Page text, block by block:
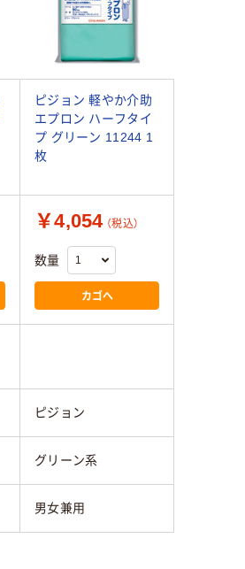
ピジョン 軽やか介助
エプロン ハーフタイ
プ グリーン 11244 1
枚
￥4,054 （税込）
数量
カゴへ
ピジョン
グリーン系
男女兼用